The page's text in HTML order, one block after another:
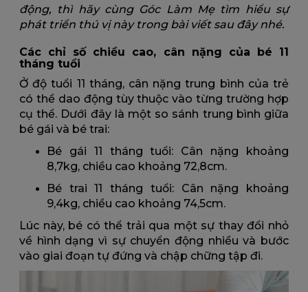
động, thì hãy cùng Góc Làm Mẹ tìm hiểu sự
phát triển thú vị này trong bài viết sau đây nhé.
Các chỉ số chiều cao, cân nặng của bé 11
tháng tuổi
Ở độ tuổi 11 tháng, cân nặng trung bình của trẻ
có thể dao động tùy thuộc vào từng trường hợp
cụ thể. Dưới đây là một so sánh trung bình giữa
bé gái và bé trai:
Bé gái 11 tháng tuổi: Cân nặng khoảng
8,7kg, chiều cao khoảng 72,8cm.
Bé trai 11 tháng tuổi: Cân nặng khoảng
9,4kg, chiều cao khoảng 74,5cm.
Lúc này, bé có thể trải qua một sự thay đổi nhỏ
về hình dạng vì sự chuyển động nhiều và bước
vào giai đoạn tự đứng và chập chững tập đi.